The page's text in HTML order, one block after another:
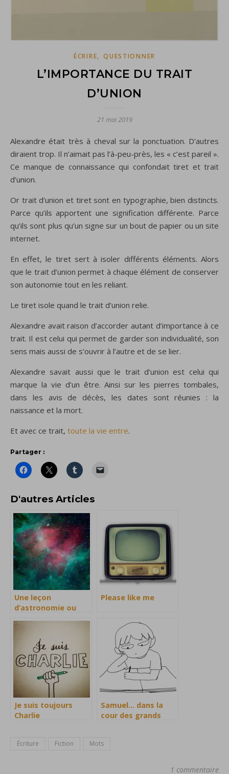
ÉCRIRE,QUESTIONNER
L’IMPORTANCE DU TRAIT
D’UNION
21 mai 2019
Alexandre était très à cheval sur la ponctuation. D’autres
diraient trop. Il n’aimait pas l’à-peu-près, les « c’est pareil ».
Ce manque de connaissance qui confondait tiret et trait
d’union.
Or trait d’union et tiret sont en typographie, bien distincts.
Parce qu’ils apportent une signification différente. Parce
qu’ils sont plus qu’un signe sur un bout de papier ou un site
internet.
En effet, le tiret sert à isoler différents éléments. Alors
que le trait d’union permet à chaque élément de conserver
son autonomie tout en les reliant.
Le tiret isole quand le trait d’union relie.
Alexandre avait raison d’accorder autant d’importance à ce
trait. Il est celui qui permet de garder son individualité, son
sens mais aussi de s’ouvrir à l’autre et de se lier.
Alexandre savait aussi que le trait d’union est celui qui
marque la vie d’un être. Ainsi sur les pierres tombales,
dans les avis de décès, les dates sont réunies : la
naissance et la mort.
Et avec ce trait, toute la vie entre.
Partager :
D'autres Articles
Une leçon
d’astronomie ou
Please like me
Je suis toujours
Charlie
Samuel… dans la
cour des grands
Écriture Fiction Mots
1 commentaire